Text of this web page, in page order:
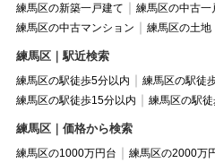
練馬区の新築一戸建て
練馬区の中古一
練馬区の中古マンション
練馬区の土地
練馬区｜駅近検索
練馬区の駅徒歩5分以内
練馬区の駅徒
練馬区の駅徒歩15分以内
練馬区の駅
練馬区｜価格から検索
練馬区の1000万円台 練馬区の2000万